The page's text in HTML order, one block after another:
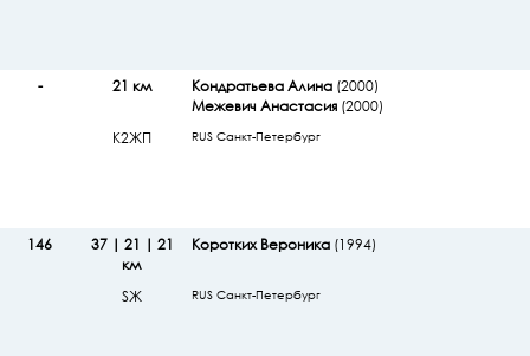
- 21 км
К2ЖП
Кондратьева Алина(2000)
Межевич Анастасия(2000)
RUS Санкт-Петербург
146
37 | 21 | 21
км
SЖ
Коротких Вероника(1994)
RUS Санкт-Петербург